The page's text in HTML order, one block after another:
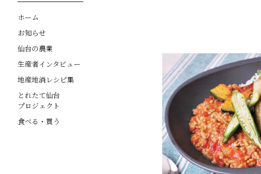
ホーム
お知らせ
仙台の農業
生産者インタビュー
地産地消レシピ集
とれたて仙台
プロジェクト
食べる・買う